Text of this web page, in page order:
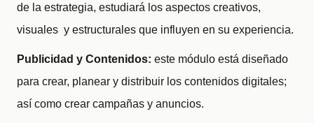
de la estrategia, estudiará los aspectos creativos,
visuales y estructurales que influyen en su experiencia.
Publicidad y Contenidos: este módulo está diseñado
para crear, planear y distribuir los contenidos digitales;
así como crear campañas y anuncios.